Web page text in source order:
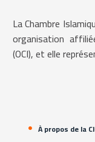
La Chambre
organisation
(OCI), et elle
À propos de la